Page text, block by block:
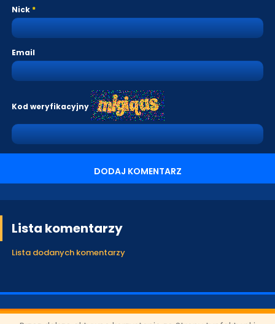
Nick
Email
Kod weryfikacyjny
DODAJ KOMENTARZ
Lista komentarzy
Lista dodanych komentarzy